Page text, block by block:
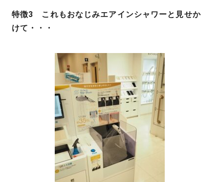
特徴3 これもおなじみエアインシャワーと見せか
けて・・・